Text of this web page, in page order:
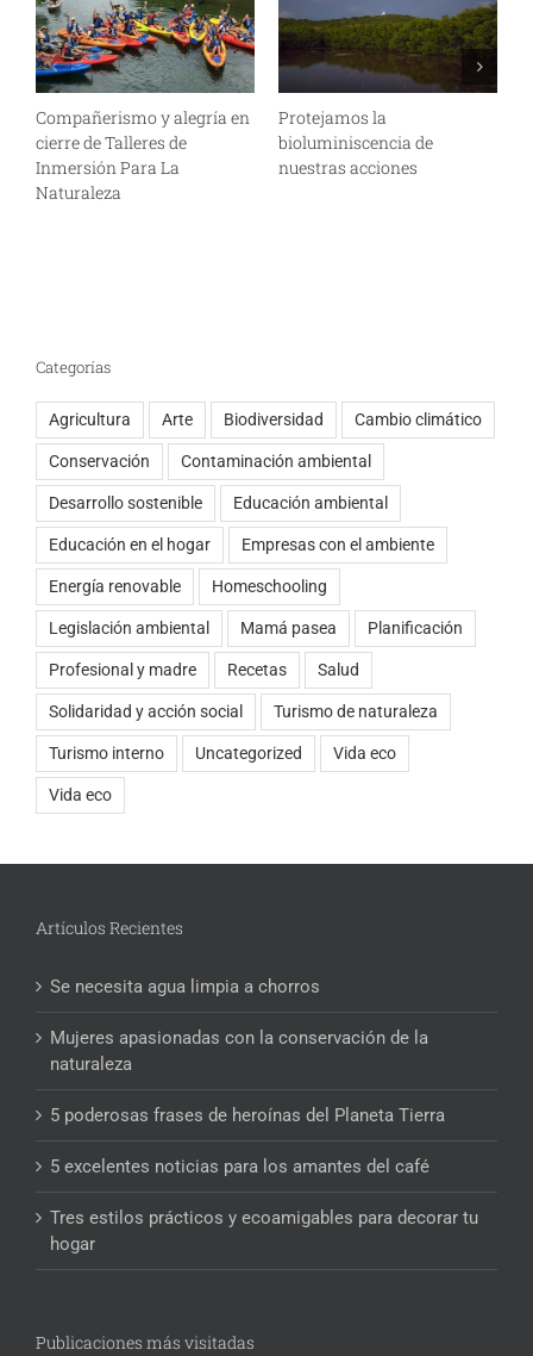
Compañerismo y alegría en
cierre de Talleres de
Inmersión Para La
Naturaleza
Protejamos la
bioluminiscencia de
nuestras acciones
Categorías
Agricultura Arte Biodiversidad Cambio climático
Conservación Contaminación ambiental
Desarrollo sostenible Educación ambiental
Educación en el hogar Empresas con el ambiente
Energía renovable Homeschooling
Legislación ambiental Mamá pasea Planificación
Profesional y madre Recetas Salud
Solidaridad y acción social Turismo de naturaleza
Turismo interno Uncategorized Vida eco
Vida eco
Artículos Recientes
Se necesita agua limpia a chorros
Mujeres apasionadas con la conservación de la
naturaleza
5 poderosas frases de heroínas del Planeta Tierra
5 excelentes noticias para los amantes del café
Tres estilos prácticos y ecoamigables para decorar tu
hogar
Publicaciones más visitadas